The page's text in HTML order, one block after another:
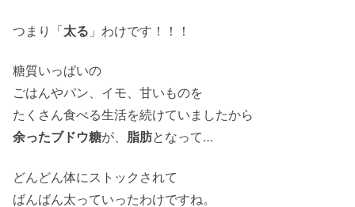
つまり「太る 」わけです！！！
糖質いっぱいの
ごはんやパン、イモ、甘いものを
たくさん食べる生活を続けていましたから
余ったブドウ糖が、 脂肪となって…
どんどん体にストックされて
ばんばん太っていったわけですね。